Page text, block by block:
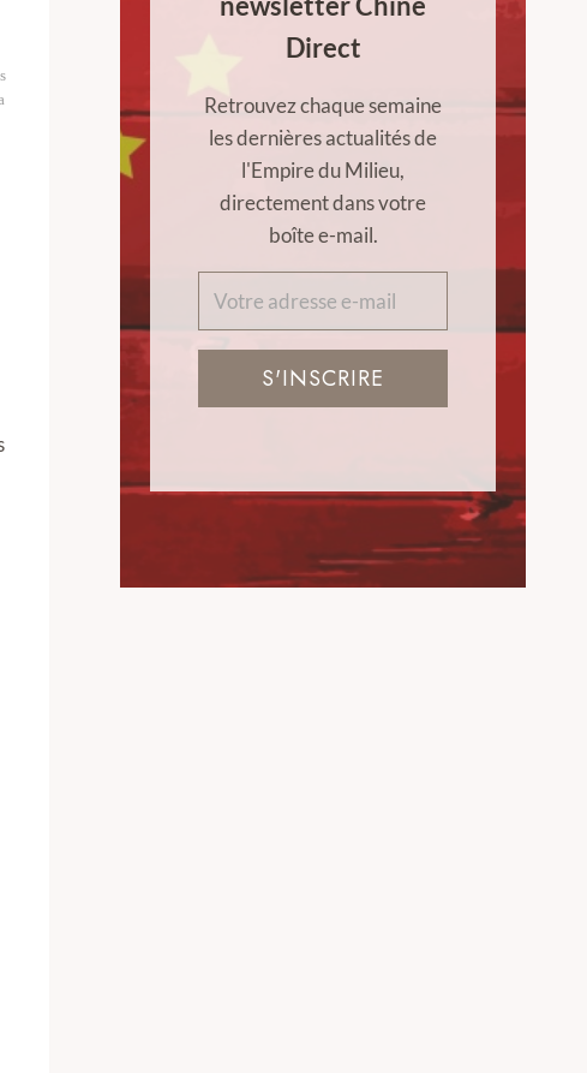
Direct
Retrouvez chaque semaine
les dernières actualités de
l'Empire du Milieu,
directement dans votre
boîte e-mail.
S'INSCRIRE